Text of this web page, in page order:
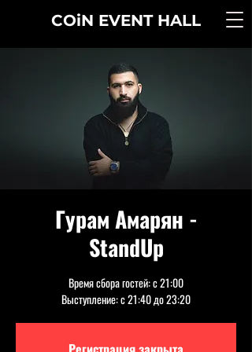
COiN EVENT HALL
Гурам Амарян -
StandUp
Время сбора гостей: с 21:00
Выступление: с 21:40 до 23:20